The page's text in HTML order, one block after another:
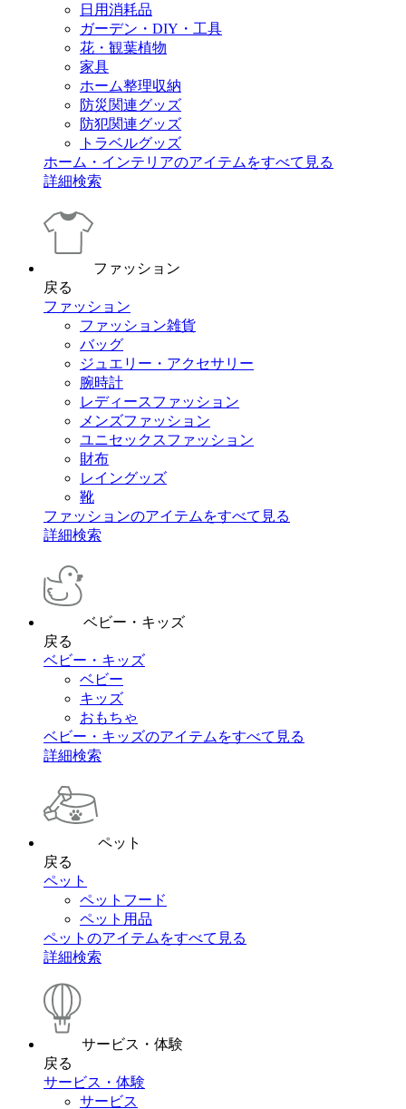
日用消耗品
ガーデン・DIY・工具
花・観葉植物
家具
ホーム整理収納
防災関連グッズ
防犯関連グッズ
トラベルグッズ
ホーム・インテリアのアイテムをすべて見る
詳細検索
ファッション
戻る
ファッション
ファッション雑貨
バッグ
ジュエリー・アクセサリー
腕時計
レディースファッション
メンズファッション
ユニセックスファッション
財布
レイングッズ
靴
ファッションのアイテムをすべて見る
詳細検索
ベビー・キッズ
戻る
ベビー・キッズ
ベビー
キッズ
おもちゃ
ベビー・キッズのアイテムをすべて見る
詳細検索
ペット
戻る
ペット
ペットフード
ペット用品
ペットのアイテムをすべて見る
詳細検索
サービス・体験
戻る
サービス・体験
サービス